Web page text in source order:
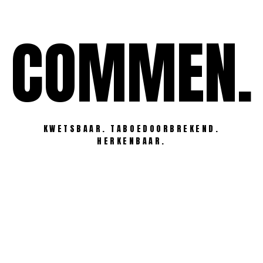
inhoudCOMMEN.
KWETSBAAR. TABOEDOORBREKEND.
HERKENBAAR.